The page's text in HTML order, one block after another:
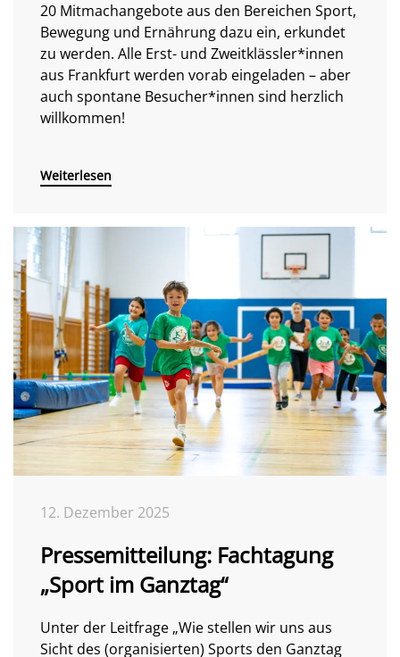
20 Mitmachangebote aus den Bereichen Sport,
Bewegung und Ernährung dazu ein, erkundet
zu werden. Alle Erst- und Zweitklässler*innen
aus Frankfurt werden vorab eingeladen – aber
auch spontane Besucher*innen sind herzlich
willkommen!
Weiterlesen
12. Dezember 2025
Pressemitteilung: Fachtagung
„Sport im Ganztag“
Unter der Leitfrage „Wie stellen wir uns aus
Sicht des (organisierten) Sports den Ganztag